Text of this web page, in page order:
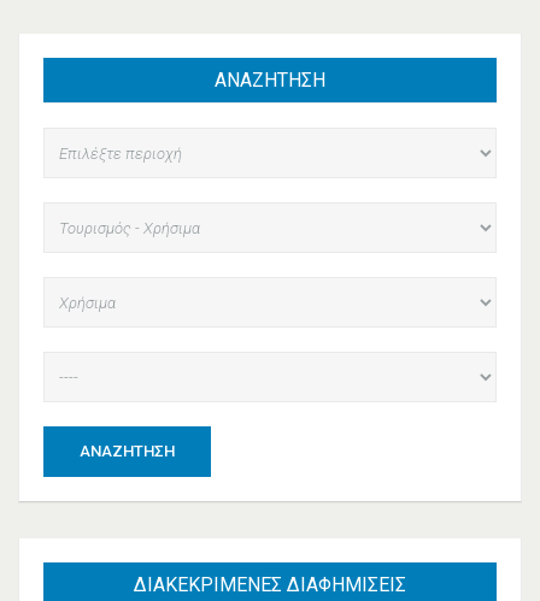
ΑΝΑΖΗΤΗΣΗ
ΑΝΑΖΉΤΗΣΗ
ΔΙΑΚΕΚΡΙΜΕΝΕΣ ΔΙΑΦΗΜΙΣΕΙΣ